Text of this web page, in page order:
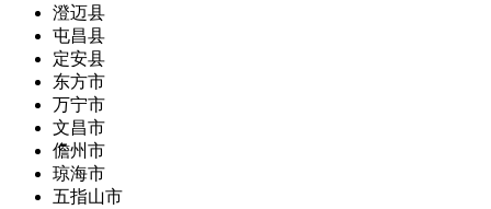
澄迈县
屯昌县
定安县
东方市
万宁市
文昌市
儋州市
琼海市
五指山市